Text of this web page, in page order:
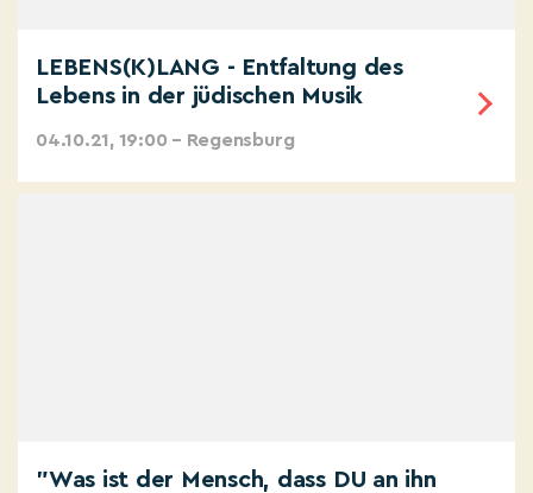
LEBENS(K)LANG - Entfaltung des
Lebens in der jüdischen Musik
04.10.21, 19:00 – Regensburg
"Was ist der Mensch, dass DU an ihn